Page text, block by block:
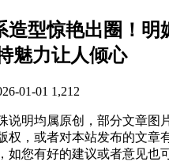
造型惊艳出圈！明
魅力让人倾心
01-01 1,212
说明均属原创，部分文章图
权，或者对本站发布的文章
如您有好的建议或者意见也